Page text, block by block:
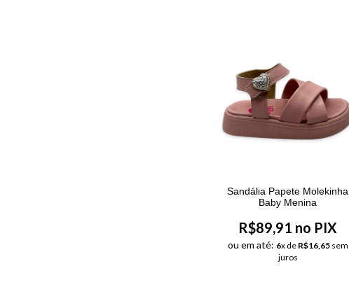
Sandália Papete Molekinha
Baby Menina
R$89,91 no PIX
ou em até: 6x de R$16,65sem
juros